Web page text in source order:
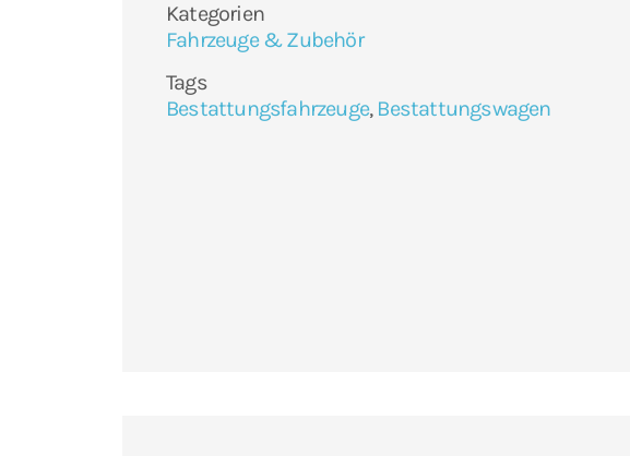
Kategorien
Fahrzeuge & Zubehör
Tags
Bestattungsfahrzeuge, Bestattungswagen